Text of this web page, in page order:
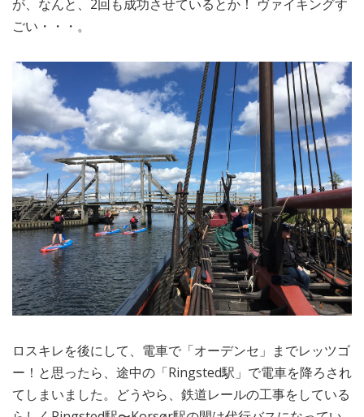
が、なんと、2回も成功させているとか！ ヴァイキングす
ごい・・・。
ロスキレを後にして、電車で「オーデンセ」までレッツゴ
ー！と思ったら、途中の「Ringsted駅」で電車を降ろされ
てしまいました。どうやら、鉄道レールの工事をしている